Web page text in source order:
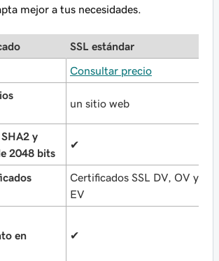
mejor a tus necesidades.
SSL estándar
Consultar precio
un sitio web
y
2048 bits
✔
Certificados SSL DV, OV y
EV
en
✔